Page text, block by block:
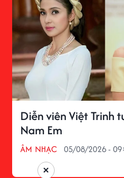
Diễn viên Việt Trinh
Nam Em
ÂM NHẠC 05/08/2026 -
×